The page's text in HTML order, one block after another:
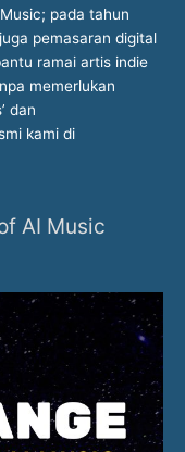
pada tahun
pemasaran digital
ramai artis indie
memerlukan
dan
kami di
AI Music